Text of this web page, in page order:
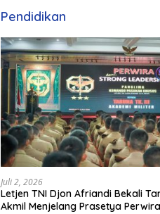
Pendidikan
Juli 2, 2026
Letjen TNI Djon Afriandi Bekali
Akmil Menjelang Prasetya